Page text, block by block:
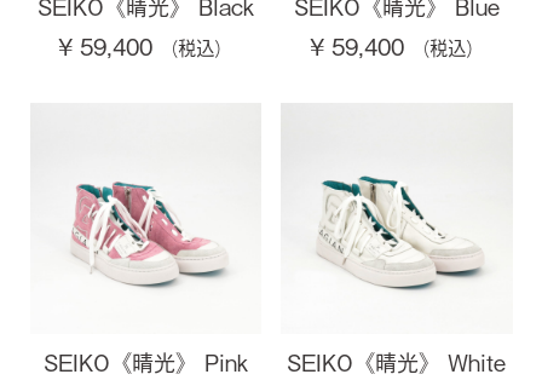
¥ 59,400
¥ 59,400
SEIKO《晴光》 Pink
SEIKO《晴光》 White